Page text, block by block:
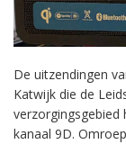
De uitzendingen
Katwijk die de
verzorgingsgebied
kanaal 9D.